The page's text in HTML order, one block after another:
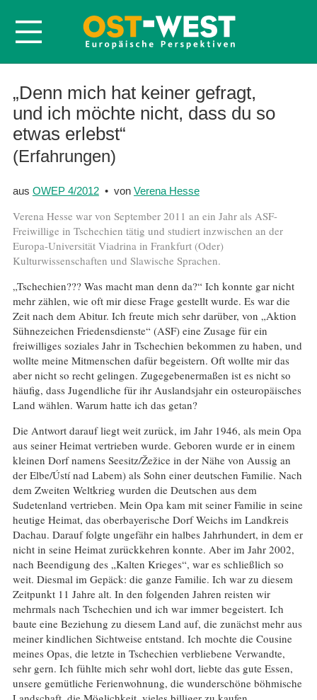
Startseite
Über OWEP
Volltexte
Probeheft
Kontakt
„Denn mich hat keiner gefragt,
und ich möchte nicht, dass du so
etwas erlebst“
(Erfahrungen)
aus OWEP 4/2012• von Verena Hesse
Verena Hesse war von September 2011 an ein Jahr als ASF-
Freiwillige in Tschechien tätig und studiert inzwischen an der
Europa-Universität Viadrina in Frankfurt (Oder)
Kulturwissenschaften und Slawische Sprachen.
„Tschechien??? Was macht man denn da?“ Ich konnte gar nicht
mehr zählen, wie oft mir diese Frage gestellt wurde. Es war die
Zeit nach dem Abitur. Ich freute mich sehr darüber, von „Aktion
Sühnezeichen Friedensdienste“ (ASF) eine Zusage für ein
freiwilliges soziales Jahr in Tschechien bekommen zu haben, und
wollte meine Mitmenschen dafür begeistern. Oft wollte mir das
aber nicht so recht gelingen. Zugegebenermaßen ist es nicht so
häufig, dass Jugendliche für ihr Auslandsjahr ein osteuropäisches
Land wählen. Warum hatte ich das getan?
Die Antwort darauf liegt weit zurück, im Jahr 1946, als mein Opa
aus seiner Heimat vertrieben wurde. Geboren wurde er in einem
kleinen Dorf namens Seesitz/Žežice in der Nähe von Aussig an
der Elbe/Ústí nad Labem) als Sohn einer deutschen Familie. Nach
dem Zweiten Weltkrieg wurden die Deutschen aus dem
Sudetenland vertrieben. Mein Opa kam mit seiner Familie in seine
heutige Heimat, das oberbayerische Dorf Weichs im Landkreis
Dachau. Darauf folgte ungefähr ein halbes Jahrhundert, in dem er
nicht in seine Heimat zurückkehren konnte. Aber im Jahr 2002,
nach Beendigung des „Kalten Krieges“, war es schließlich so
weit. Diesmal im Gepäck: die ganze Familie. Ich war zu diesem
Zeitpunkt 11 Jahre alt. In den folgenden Jahren reisten wir
mehrmals nach Tschechien und ich war immer begeistert. Ich
baute eine Beziehung zu diesem Land auf, die zunächst mehr aus
meiner kindlichen Sichtweise entstand. Ich mochte die Cousine
meines Opas, die letzte in Tschechien verbliebene Verwandte,
sehr gern. Ich fühlte mich sehr wohl dort, liebte das gute Essen,
unsere gemütliche Ferienwohnung, die wunderschöne böhmische